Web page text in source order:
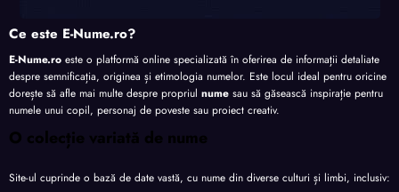
Ce este E-Nume.ro?
E-Nume.ro este o platformă online specializată în oferirea de informații detaliate
despre semnificația, originea și etimologia numelor. Este locul ideal pentru oricine
dorește să afle mai multe despre propriul nume sau să găsească inspirație pentru
numele unui copil, personaj de poveste sau proiect creativ.
O colecție variată de nume
Site-ul cuprinde o bază de date vastă, cu nume din diverse culturi și limbi, inclusiv: